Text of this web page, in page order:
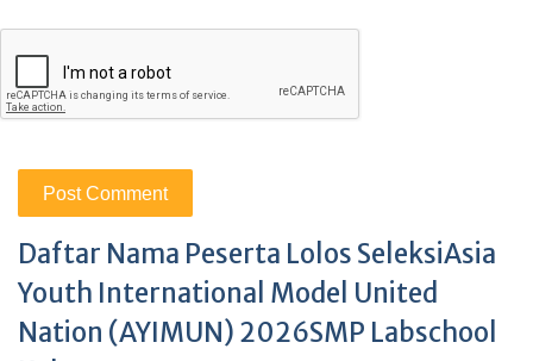
Daftar Nama Peserta Lolos SeleksiAsia
Youth International Model United
Nation (AYIMUN) 2026SMP Labschool